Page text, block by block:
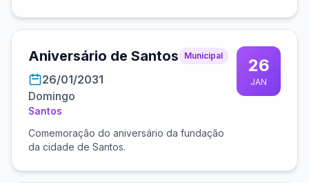
Aniversário de Santos Municipal
26/01/2031
Domingo
Santos
Comemoração do aniversário da fundação
da cidade de Santos.
26
JAN